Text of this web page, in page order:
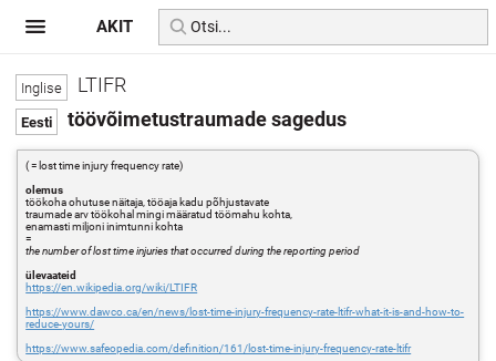
LTIFR
töövõimetustraumade sagedus
( = lost time injury frequency rate)
olemus
töökoha ohutuse näitaja, tööaja kadu põhjustavate
traumade arv töökohal mingi määratud töömahu kohta,
enamasti miljoni inimtunni kohta
=
the number of lost time injuries that occurred during the reporting period
ülevaateid
https://en.wikipedia.org/wiki/LTIFR
https://www.dawco.ca/en/news/lost-time-injury-frequency-rate-ltifr-what-it-is-and-how-to-
reduce-yours/
https://www.safeopedia.com/definition/161/lost-time-injury-frequency-rate-ltifr
AKIT